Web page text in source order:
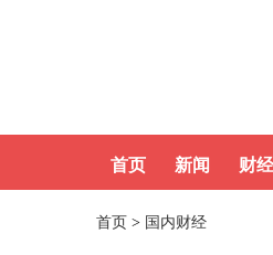
首页 新闻 财经
首页 > 国内财经